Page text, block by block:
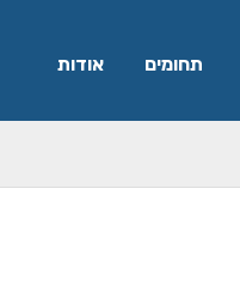
תחומים אודות